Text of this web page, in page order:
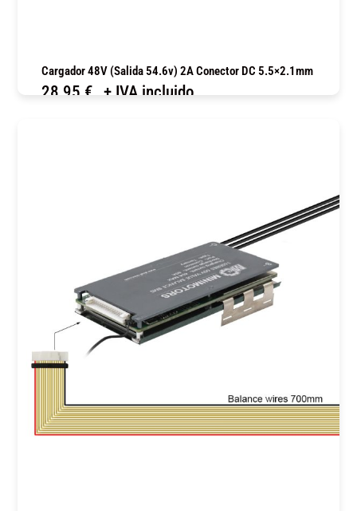
Cargador 48V (salida 54.6v) 2A Conector DC 5.5×2.1mm
28,95 € + IVA incluido